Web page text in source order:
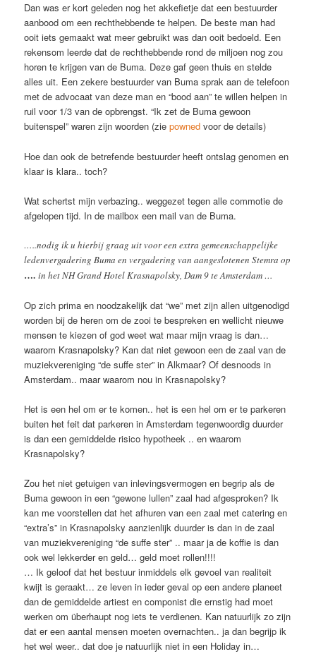
Dan was er kort geleden nog het akkefietje dat een bestuurder
aanbood om een rechthebbende te helpen. De beste man had
ooit iets gemaakt wat meer gebruikt was dan ooit bedoeld. Een
rekensom leerde dat de rechthebbende rond de miljoen nog zou
horen te krijgen van de Buma. Deze gaf geen thuis en stelde
alles uit. Een zekere bestuurder van Buma sprak aan de telefoon
met de advocaat van deze man en “bood aan” te willen helpen in
ruil voor 1/3 van de opbrengst. “Ik zet de Buma gewoon
buitenspel” waren zijn woorden (ziepowned voor de details)
Hoe dan ook de betrefende bestuurder heeft ontslag genomen en
klaar is klara.. toch?
Wat schertst mijn verbazing.. weggezet tegen alle commotie de
afgelopen tijd. In de mailbox een mail van de Buma.
…..nodig ik u hierbij graag uit voor een extra gemeenschappelijke
ledenvergadering Buma en vergadering van aangeslotenen Stemra op
…. in het NH Grand Hotel Krasnapolsky, Dam 9 te Amsterdam …
Op zich prima en noodzakelijk dat “we” met zijn allen uitgenodigd
worden bij de heren om de zooi te bespreken en wellicht nieuwe
mensen te kiezen of god weet wat maar mijn vraag is dan…
waarom Krasnapolsky? Kan dat niet gewoon een de zaal van de
muziekvereniging “de suffe ster” in Alkmaar? Of desnoods in
Amsterdam.. maar waarom nou in Krasnapolsky?
Het is een hel om er te komen.. het is een hel om er te parkeren
buiten het feit dat parkeren in Amsterdam tegenwoordig duurder
is dan een gemiddelde risico hypotheek .. en waarom
Krasnapolsky?
Zou het niet getuigen van inlevingsvermogen en begrip als de
Buma gewoon in een “gewone lullen” zaal had afgesproken? Ik
kan me voorstellen dat het afhuren van een zaal met catering en
“extra’s” in Krasnapolsky aanzienlijk duurder is dan in de zaal
van muziekvereniging “de suffe ster” .. maar ja de koffie is dan
ook wel lekkerder en geld… geld moet rollen!!!!
… Ik geloof dat het bestuur inmiddels elk gevoel van realiteit
kwijt is geraakt… ze leven in ieder geval op een andere planeet
dan de gemiddelde artiest en componist die ernstig had moet
werken om überhaupt nog iets te verdienen. Kan natuurlijk zo zijn
dat er een aantal mensen moeten overnachten.. ja dan begrijp ik
het wel weer.. dat doe je natuurlijk niet in een Holiday in…